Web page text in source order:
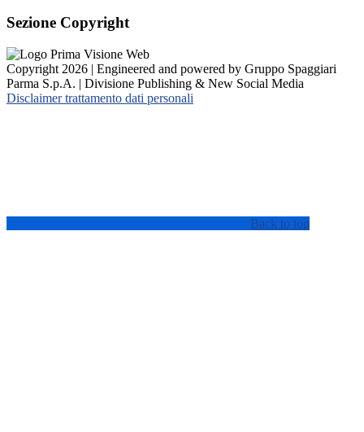
Sezione Copyright
Copyright 2026 | Engineered and powered by Gruppo Spaggiari
Parma S.p.A. | Divisione Publishing & New Social Media
Disclaimer trattamento dati personali
Back to top